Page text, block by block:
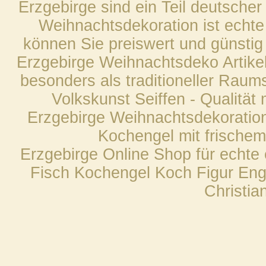
Erzgebirge sind ein Teil
Weihnachtsdekoration ist
können Sie preiswert und
Erzgebirge Weihnachtsdeko
besonders als traditioneller
Volkskunst Seiffen - Qualität
Erzgebirge
Kochengel mit
Erzgebirge Online Shop für
Fisch Kochengel Koch Figur